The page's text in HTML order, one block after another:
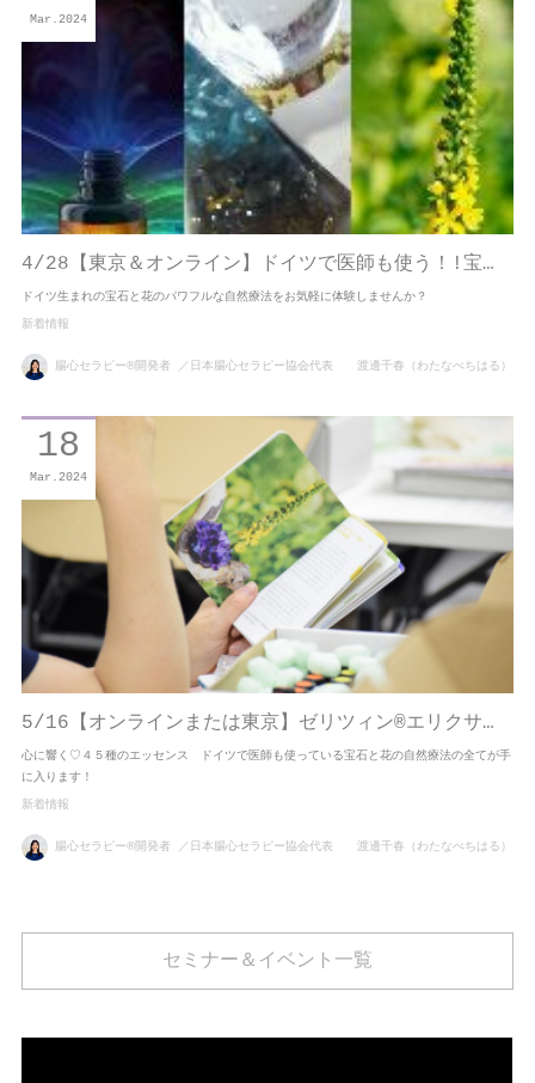
4/28【東京＆オンライン】ドイツで医師も使う！!宝…
ドイツ生まれの宝石と花のパワフルな自然療法をお気軽に体験しませんか？
Mar 2024
新着情報
腸心セラピー®開発者 ／日本腸心セラピー協会代表 渡邊千春（わたなべちはる）
5/16【オンラインまたは東京】ゼリツィン®エリクサ…
心に響く♡４５種のエッセンス ドイツで医師も使っている宝石と花の自然療法の全てが手
に入ります！
18
Mar 2024
新着情報
腸心セラピー®開発者 ／日本腸心セラピー協会代表 渡邊千春（わたなべちはる）
セミナー＆イベント一覧